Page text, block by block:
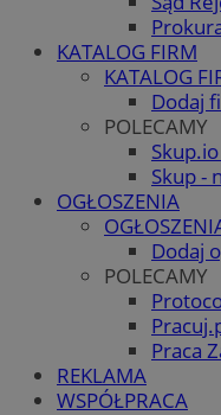
KATALOG FIRM
KATALOG
Dodaj
POLECAMY
Skup -
OGŁOSZENIA
Dodaj
POLECAMY
Praca
REKLAMA
WSPÓŁPRACA